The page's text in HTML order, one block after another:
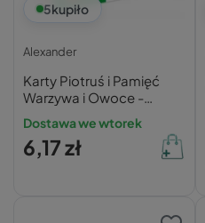
5kupiło
Alexander
Karty Piotruś i Pamięć
Warzywa i Owoce -
Alexander
Dostawa we wtorek
6,17 zł